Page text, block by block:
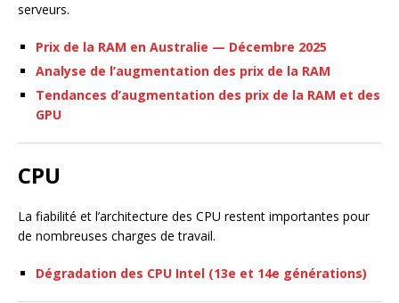
serveurs.
Prix de la RAM en Australie — Décembre 2025
Analyse de l’augmentation des prix de la RAM
Tendances d’augmentation des prix de la RAM et des
GPU
CPU
La fiabilité et l’architecture des CPU restent importantes pour
de nombreuses charges de travail.
Dégradation des CPU Intel (13e et 14e générations)